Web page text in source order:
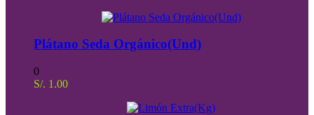
Plátano Seda Orgánico(Und)
0
S/. 1.00